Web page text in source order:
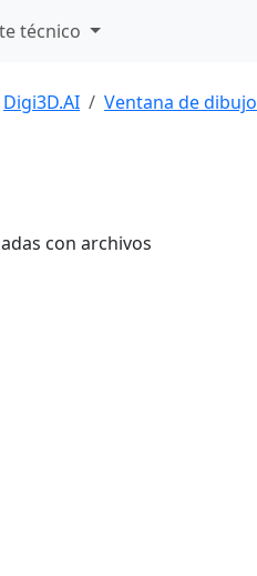
técnico
Digi3D.AI Ventana de dibujo
con archivos